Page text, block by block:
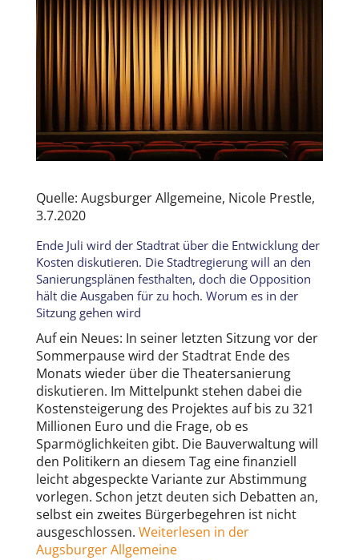
Quelle: Augsburger Allgemeine, Nicole Prestle,
3.7.2020
Ende Juli wird der Stadtrat über die Entwicklung der
Kosten diskutieren. Die Stadtregierung will an den
Sanierungsplänen festhalten, doch die Opposition
hält die Ausgaben für zu hoch. Worum es in der
Sitzung gehen wird
Auf ein Neues: In seiner letzten Sitzung vor der
Sommerpause wird der Stadtrat Ende des
Monats wieder über die Theatersanierung
diskutieren. Im Mittelpunkt stehen dabei die
Kostensteigerung des Projektes auf bis zu 321
Millionen Euro und die Frage, ob es
Sparmöglichkeiten gibt. Die Bauverwaltung will
den Politikern an diesem Tag eine finanziell
leicht abgespeckte Variante zur Abstimmung
vorlegen. Schon jetzt deuten sich Debatten an,
selbst ein zweites Bürgerbegehren ist nicht
ausgeschlossen. Weiterlesen in der
Augsburger Allgemeine